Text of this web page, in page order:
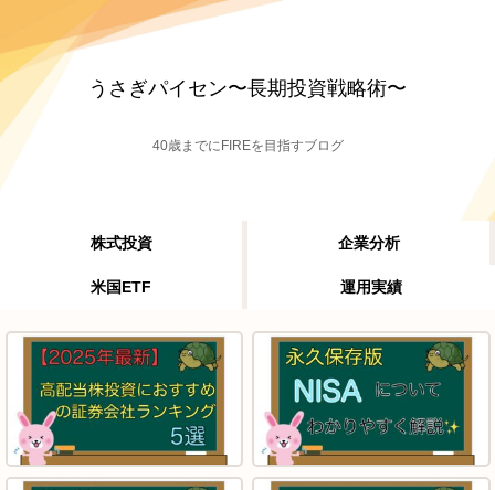
うさぎパイセン〜長期投資戦略術〜
40歳までにFIREを目指すブログ
株式投資 企業分析
米国ETF 運用実績